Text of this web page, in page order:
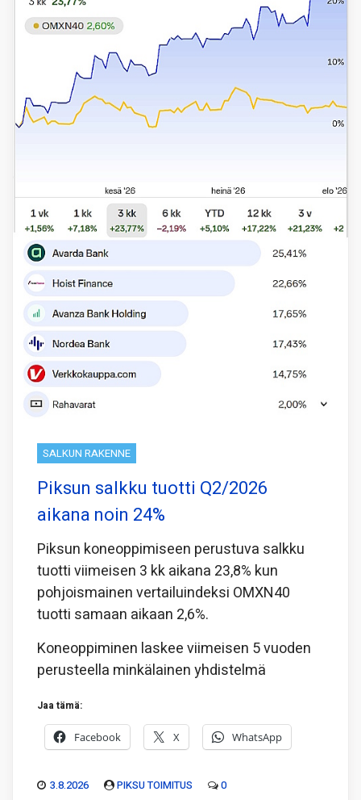
SALKUN RAKENNE
Piksun salkku tuotti Q2/2026
aikana noin 24%
Piksun koneoppimiseen perustuva salkku
tuotti viimeisen 3 kk aikana 23,8% kun
pohjoismainen vertailuindeksi OMXN40
tuotti samaan aikaan 2,6%.
Koneoppiminen laskee viimeisen 5 vuoden
perusteella minkälainen yhdistelmä
Jaa tämä:
Facebook X WhatsApp
3.8.2026 PIKSU TOIMITUS 0